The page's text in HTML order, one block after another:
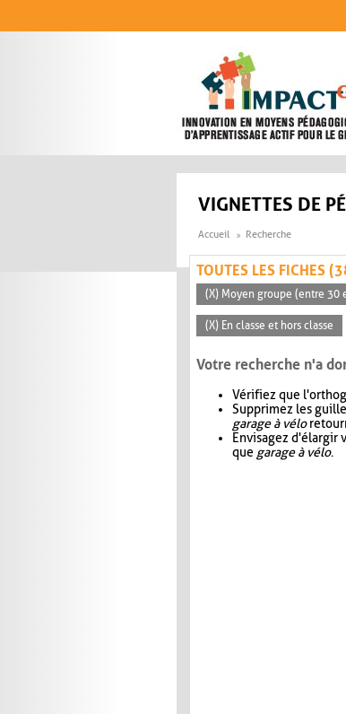
VIGNETTES DE
Accueil Recherche
TOUTES LES FICHES
(X) Moyen groupe (entre 30
(X) En classe et hors classe
Votre recherche n'a
Vérifiez que
Supprimez les
garage à vélo
Envisagez d'élargir
que garage à vélo.